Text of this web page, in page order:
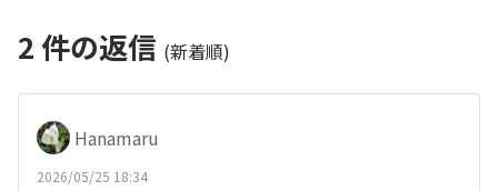
2 件の返信 (新着順)
Hanamaru
2026/05/25 18:34